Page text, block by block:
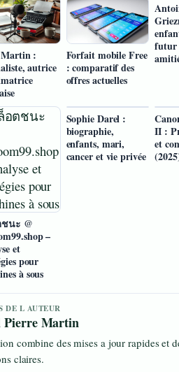
:
autrice
Forfait mobile Free
: comparatif des
offres actuelles
futur
นะ @
–
et
pour
à sous
Sophie Darel :
biographie,
enfants, mari,
cancer et vie privée
II :
et
DE L AUTEUR
Pierre Martin
combine des mises a jour rapides et
claires.